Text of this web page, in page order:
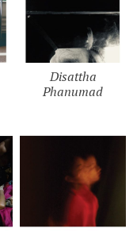
Disattha
Phanumad